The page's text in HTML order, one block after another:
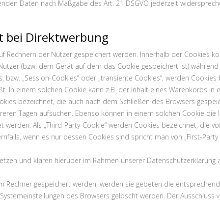
Daten nach Maßgabe des Art. 21 DSGVO jederzeit
bei Direktwerbung
Rechnern der Nutzer gespeichert werden. Innerhalb der Cookies
(bzw. dem Gerät auf dem das Cookie gespeichert ist)
„Session-Cookies“ oder „transiente Cookies“, werden
In einem solchen Cookie kann z.B. der Inhalt eines Warenkorbs
bezeichnet, die auch nach dem Schließen des Browsers
Tagen aufsuchen. Ebenso können in einem solchen Cookie
Als „Third-Party-Cookie“ werden Cookies bezeichnet, die
wenn es nur dessen Cookies sind spricht man von „First-Party
und klären hierüber im Rahmen unserer Datenschutzerklärung
Rechner gespeichert werden, werden sie gebeten die
des Browsers gelöscht werden. Der